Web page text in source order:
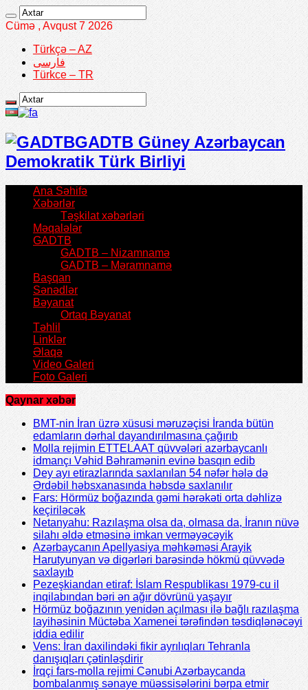
Cümə , Avqust 7 2026
Türkçə – AZ
فارسی
Türkce – TR
GADTB Güney Azərbaycan
Demokratik Türk Birliyi
Ana Səhifə
Xəbərlər
Təşkilat xəbərləri
Məqalələr
GADTB
GADTB – Nizamnamə
GADTB – Məramnamə
Başqan
Sənədlər
Bəyanat
Ortaq Bəyanat
Təhlil
Linklər
Əlaqə
Video Galeri
Foto Galeri
Qaynar xəbər
BMT-nin İran üzrə xüsusi məruzəçisi İranda bütün
edamların dərhal dayandırılmasına çağırıb
Molla rejimin ETTELAAT qüvvələri azərbaycanlı
idmançı Vəhid Bəhramənin evinə basqın edib
Dey ayı etirazlarında saxlanılan 54 nəfər hələ də
Ərdəbil həbsxanasında həbsdə saxlanılır
Fars: Hörmüz boğazında gəmi hərəkəti orta dəhlizə
keçiriləcək
Netanyahu: Razılaşma olsa da, olmasa da, İranın nüvə
silahı əldə etməsinə imkan verməyəcəyik
Azərbaycanın Apellyasiya məhkəməsi Arayik
Harutyunyan və digərləri barəsində hökmü qüvvədə
saxlayıb
Pezeşkiandan etiraf: İslam Respublikası 1979-cu il
inqilabından bəri ən ağır dövrünü yaşayır
Hörmüz boğazının yenidən açılması ilə bağlı razılaşma
layihəsinin Müctəba Xamenei tərəfindən təsdiqlənəcəyi
iddia edilir
Vens: İran daxilindəki fikir ayrılıqları Tehranla
danışıqları çətinləşdirir
İrqçi fars-molla rejimi Cənubi Azərbaycanda
bombalanmış sənaye müəssisələrini bərpa etmir